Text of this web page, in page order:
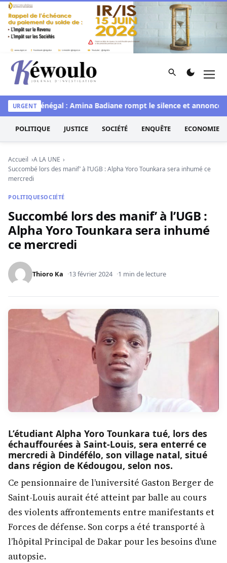
Aller au contenu
Kéwoulo, le premier site d'information et d'investigation
Rechercher
URGENT
Miss Sénégal : Amina Badiane rompt le silence et annonce
POLITIQUE JUSTICE SOCIÉTÉ ENQUÊTE ECONOMIE
Accueil
A LA UNE
Succombé lors des manif’ à l’UGB : Alpha Yoro Tounkara sera inhumé ce
mercredi
POLITIQUESOCIÉTÉ
Succombé lors des manif’ à l’UGB :
Alpha Yoro Tounkara sera inhumé
ce mercredi
Thioro Ka 13 février 2024 1 min de lecture
L’étudiant Alpha Yoro Tounkara tué, lors des
échauffourées à Saint-Louis, sera enterré ce
mercredi à Dindéfélo, son village natal, situé
dans région de Kédougou, selon nos.
Ce pensionnaire de l’université Gaston Berger de
Saint-Louis aurait été atteint par balle au cours
des violents affrontements entre manifestants et
Forces de défense. Son corps a été transporté à
l’hôpital Principal de Dakar pour les besoins d’une
autopsie.